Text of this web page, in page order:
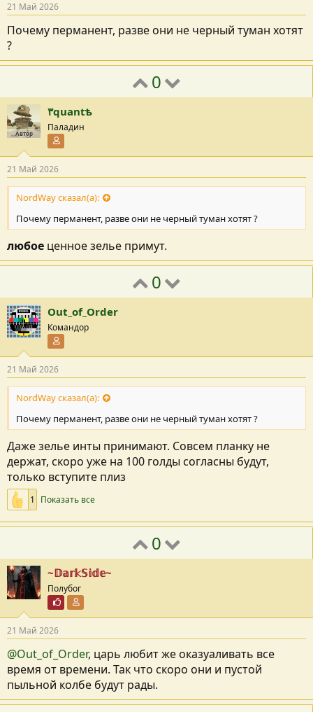
21 Май 2026
Почему перманент, разве они не черный туман хотят
?
0
Автор
٣quantѣ
Паладин
21 Май 2026
NordWay сказал(а):
Почему перманент, разве они не черный туман хотят ?
любое ценное зелье примут.
0
Out_of_Order
Командор
21 Май 2026
NordWay сказал(а):
Почему перманент, разве они не черный туман хотят ?
Даже зелье инты принимают. Совсем планку не
держат, скоро уже на 100 голды согласны будут,
только вступите плиз
1 Показать все
0
~𝔻𝕒𝕣𝕜𝕊𝕚𝕕𝕖~
Полубог
Почётный пользователь
21 Май 2026
@Out_of_Order, царь любит же оказуаливать все
время от времени. Так что скоро они и пустой
пыльной колбе будут рады.